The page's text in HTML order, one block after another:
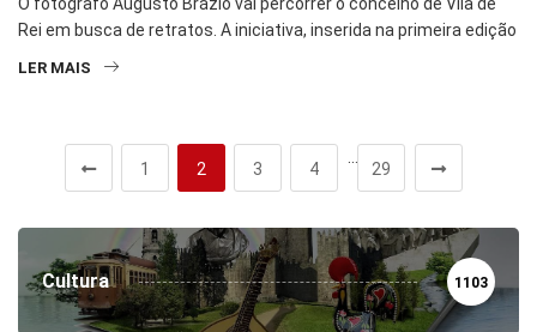
O fotógrafo Augusto Brázio vai percorrer o concelho de Vila de
Rei em busca de retratos. A iniciativa, inserida na primeira edição
LER MAIS
1 2 3 4
…
29
Cultura 1103